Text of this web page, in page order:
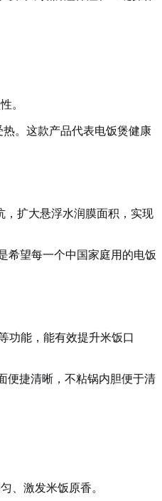
。
。这款产品代表电饭煲健康
，扩大悬浮水润膜面积，实现
希望每一个中国家庭用的电饭
功能，能有效提升米饭口
便捷清晰，不粘锅内胆便于清
、激发米饭原香。